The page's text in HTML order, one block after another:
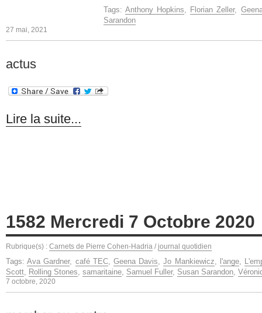
Tags:Anthony Hopkins, Florian Zeller,
Sarandon
27 mai, 2021
actus
Lire la suite...
1582 Mercredi 7 Octobre 2020
Rubrique(s) : Carnets de Pierre Cohen-Hadria / journal quotidien
Tags:Ava Gardner, café TEC,Geena Davis,Jo Mankiewicz, l'ange,
Scott, Rolling Stones, samaritaine, Samuel Fuller, Susan Sarandon,
7 octobre, 2020